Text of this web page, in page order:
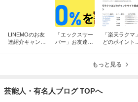
LINEMOのお友
達紹介キャンペ
「エックスサー
バー」お友達紹
「楽天ラクマ」
どのポイントサ
もっと見る
芸能人・有名人ブログ TOPへ